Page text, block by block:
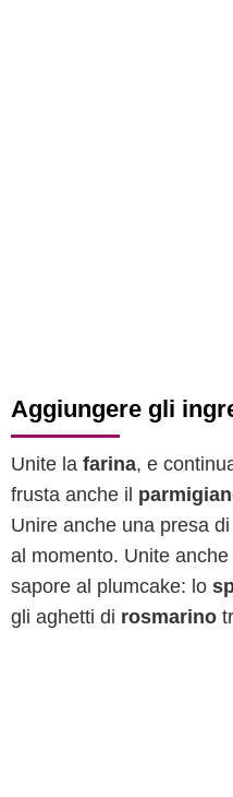
Aggiungere gli
Unite la farina, e
frusta anche il
Unire anche una presa di
al momento. Unite
sapore al plumcake: lo
gli aghetti di rosmarino